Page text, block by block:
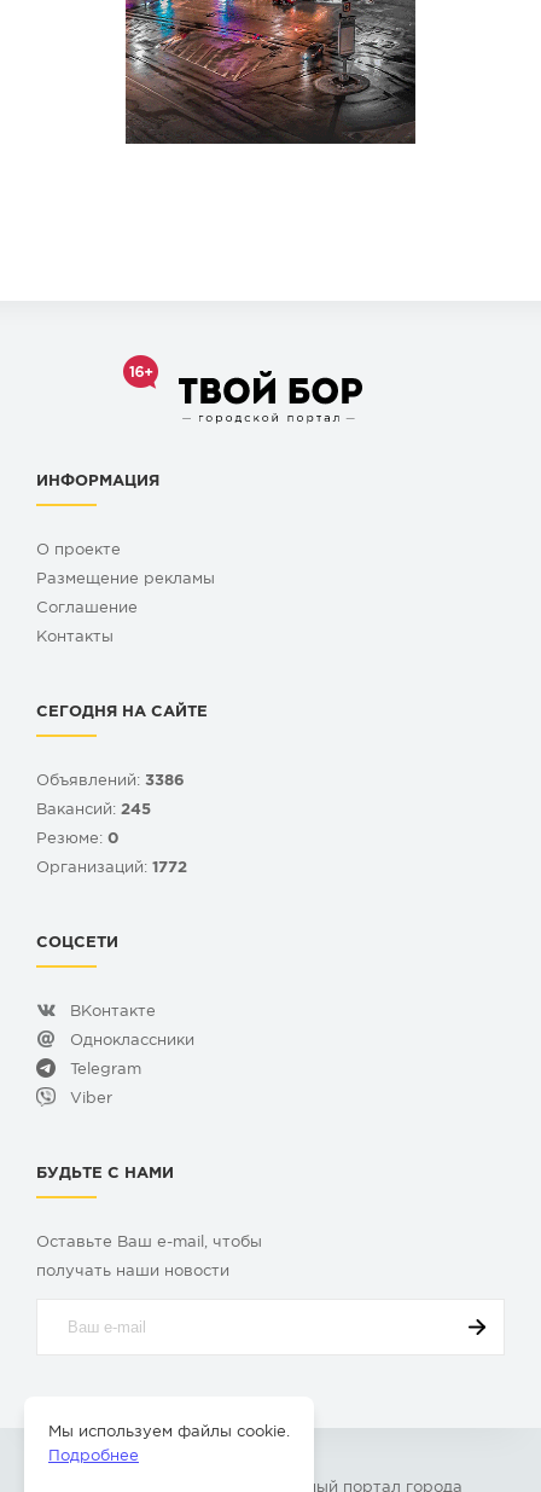
ИНФОРМАЦИЯ
О проекте
Размещение рекламы
Cоглашение
Контакты
СЕГОДНЯ НА САЙТЕ
Объявлений: 3386
Вакансий: 245
Резюме: 0
Организаций: 1772
СОЦСЕТИ
ВКонтакте
Одноклассники
Telegram
Viber
БУДЬТЕ С НАМИ
Оставьте Ваш e-mail, чтобы
получать наши новости
» – Главный портал города
Мы используем файлы cookie.
Подробнее